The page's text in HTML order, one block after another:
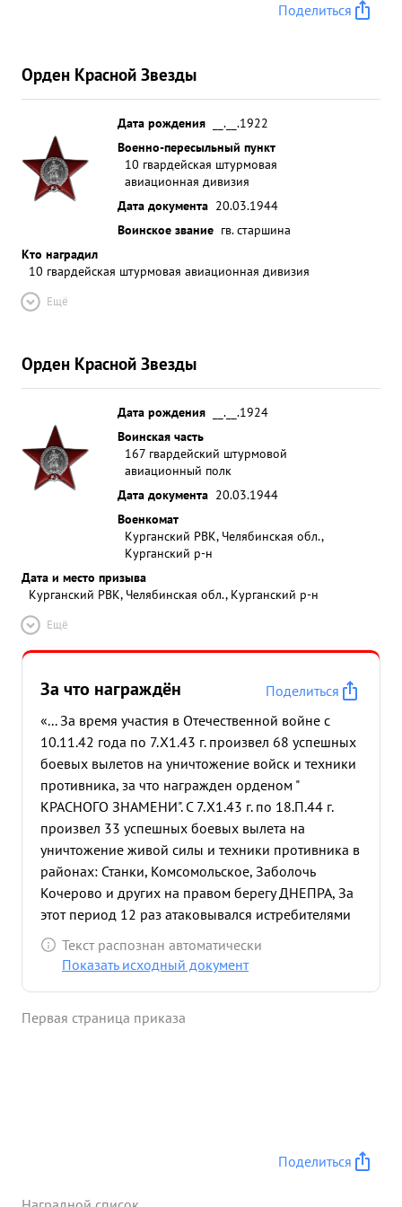
Поделиться
Орден Красной Звезды
Дата рождения
__.__.1922
Военно-пересыльный пункт
10 гвардейская штурмовая
авиационная дивизия
Дата документа 20.03.1944
Воинское звание гв. старшина
Кто наградил
10 гвардейская штурмовая авиационная дивизия
Ещё
Орден Красной Звезды
Дата рождения
__.__.1924
Воинская часть
167 гвардейский штурмовой
авиационный полк
Дата документа 20.03.1944
Военкомат
Курганский РВК, Челябинская обл.,
Курганский р-н
Дата и место призыва
Курганский РВК, Челябинская обл., Курганский р-н
Ещё
За что награждён
Поделиться
«... За время участия в Отечественной войне с
10.11.42 года по 7.Х1.43 г. произвел 68 успешных
боевых вылетов на уничтожение войск и техники
противника, за что награжден орденом "
КРАСНОГО ЗНАМЕНИ". С 7.Х1.43 г. по 18.П.44 г.
произвел 33 успешных боевых вылета на
уничтожение живой силы и техники противника в
районах: Станки, Комсомольское, Заболочь
Кочерово и других на правом берегу ДНЕПРА, За
этот период 12 раз атаковывался истребителями
противника, проявляя мужество и отвагу с
большим мастерством отражал все атаки
войсками и грузами 4, повозок с различными
ДНЕПРА. 1.1.44 г. в районе Комсомольское при
Текст распознан автоматически
Показать исходный документ
Первая страница приказа
Поделиться